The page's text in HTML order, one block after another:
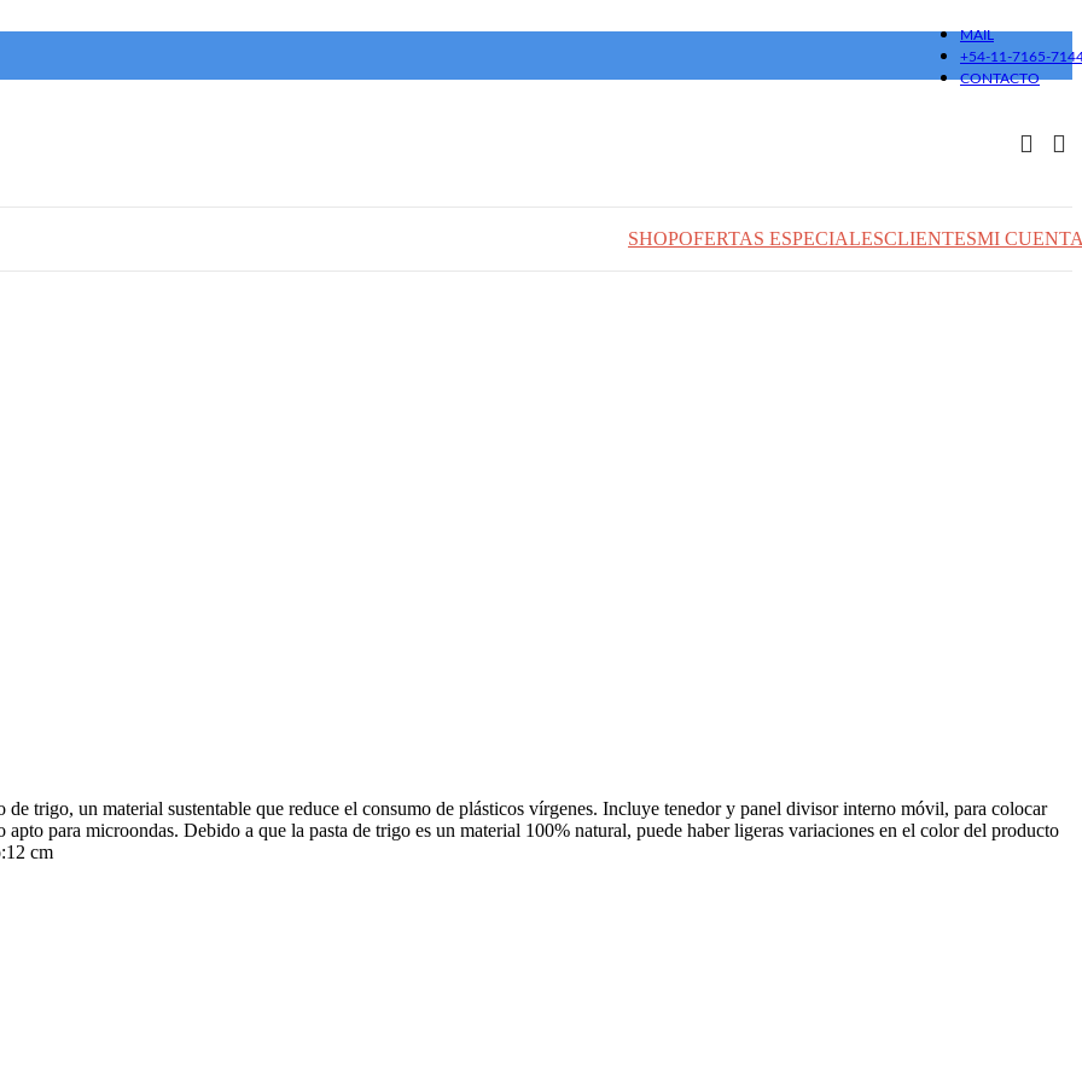
MAIL
+54-11-7165-
CONTACTO
SHOPOFERTAS ESPECIALESCLIENTESMI
trigo, un material sustentable que reduce el consumo de plásticos vírgenes. Incluye tenedor y panel divisor interno móvil, para colocar
para microondas. Debido a que la pasta de trigo es un material 100% natural, puede haber ligeras variaciones en el color del producto
cm